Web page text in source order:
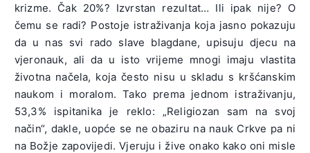
krizme. Čak 20%? Izvrstan rezultat… Ili ipak nije? O
čemu se radi? Postoje istraživanja koja jasno pokazuju
da u nas svi rado slave blagdane, upisuju djecu na
vjeronauk, ali da u isto vrijeme mnogi imaju vlastita
životna načela, koja često nisu u skladu s kršćanskim
naukom i moralom. Tako prema jednom istraživanju,
53,3% ispitanika je reklo: „Religiozan sam na svoj
način“, dakle, uopće se ne obaziru na nauk Crkve pa ni
na Božje zapovijedi. Vjeruju i žive onako kako oni misle